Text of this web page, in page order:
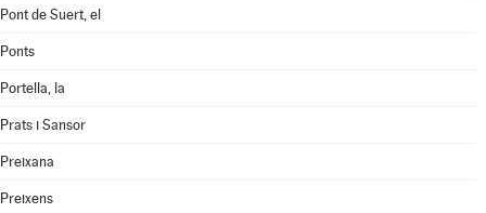
Pont de Suert, el
Ponts
Portella, la
Prats i Sansor
Preixana
Preixens